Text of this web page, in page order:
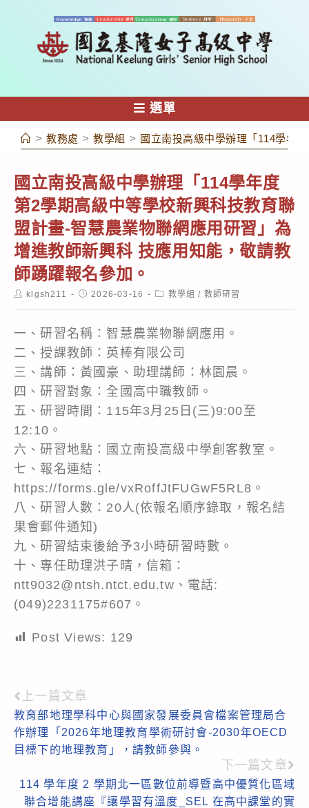
容
選單
> 教務處 > 教學組 > 國立南投高級中學辦理「114學年
國立南投高級中學辦理「114學年度
第2學期高級中等學校新興科技教育聯
盟計畫-智慧農業物聯網應用研習」為
增進教師新興科 技應用知能，敬請教
師踴躍報名參加。
Postklgsh211
Post2026-03-16
Post教學組 / 教師研習
一、研習名稱：智慧農業物聯網應用。
二、授課教師：英棒有限公司
三、講師：黃國豪、助理講師：林園晨。
四、研習對象：全國高中職教師。
五、研習時間：115年3月25日(三)9:00至
12:10。
六、研習地點：國立南投高級中學創客教室。
七、報名連結：
https://forms.gle/vxRoffJtFUGwF5RL8。
八、研習人數：20人(依報名順序錄取，報名結
果會郵件通知)
九、研習結束後給予3小時研習時數。
十、專任助理洪子晴，信箱：
ntt9032@ntsh.ntct.edu.tw、電話:
(049)2231175#607。
Post Views: 129
Read
more
articles
上一篇文章
教育部地理學科中心與國家發展委員會檔案管理局合
作辦理「2026年地理教育學術研討會-2030年OECD
目標下的地理教育」，請教師參與。
下一篇文章
114 學年度 2 學期北一區數位前導暨高中優質化區域
聯合增能講座『讓學習有溫度_SEL 在高中課堂的實